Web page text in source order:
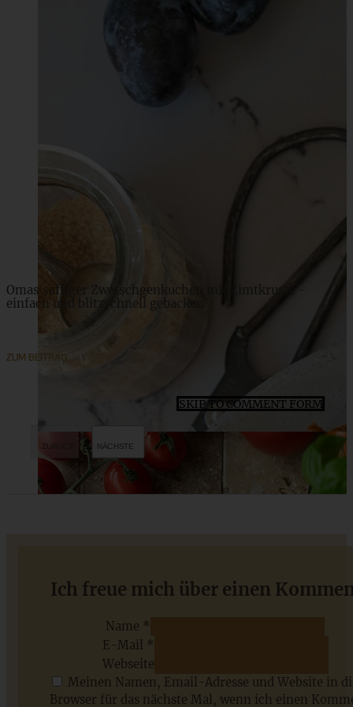
Blaubeer-Heferollen mit Frischkäse-Frosting
Hefekranz mit Cranberries, Mandeln und Pinienkernen
Omas saftiger Zwetschgenkuchen mit Zimtkruste -
einfach und blitzschnell gebacken
ZUM BEITRAG
SKIP TO COMMENT FORM
Ich freue mich über einen
Name *
E-Mail *
Webseite
Meinen Namen, Email-Adresse und Website in
Browser für das nächste Mal, wenn ich einen